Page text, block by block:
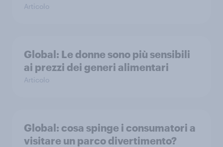
Articolo
Global: Le donne sono più sensibili
ai prezzi dei generi alimentari
Articolo
Global: cosa spinge i consumatori a
visitare un parco divertimento?